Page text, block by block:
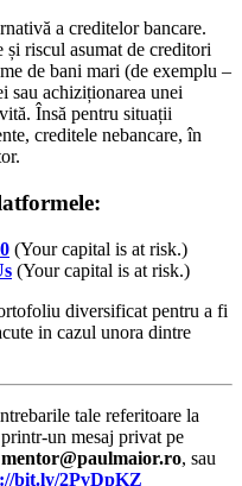
a creditelor bancare.
și riscul asumat de creditori
de bani mari (de exemplu –
sau achiziționarea unei
Însă pentru situații
creditele nebancare, în
(Your capital is at risk.)
(Your capital is at risk.)
diversificat pentru a fi
in cazul unora dintre
tale referitoare la
un mesaj privat pe
mentor@paulmaior.ro, sau
bit.ly/2PvDpKZ